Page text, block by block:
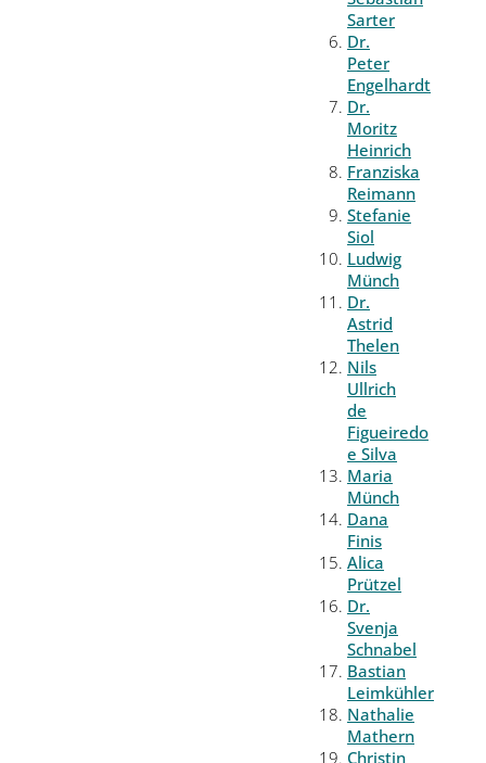
Sarter
Dr.
Peter
Engelhardt
Dr.
Moritz
Heinrich
Franziska
Reimann
Stefanie
Siol
Ludwig
Münch
Dr.
Astrid
Thelen
Nils
Ullrich
de
Figueiredo
e Silva
Maria
Münch
Dana
Finis
Alica
Prützel
Dr.
Svenja
Schnabel
Bastian
Leimkühler
Nathalie
Mathern
Christin